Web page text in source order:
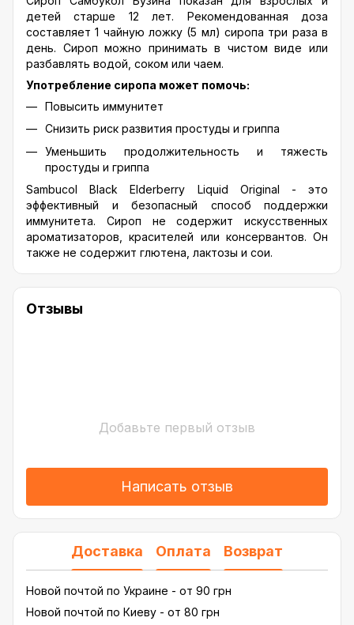
детей старше 12 лет. Рекомендованная доза
составляет 1 чайную ложку (5 мл) сиропа три раза в
день. Сироп можно принимать в чистом виде или
разбавлять водой, соком или чаем.
Употребление сиропа может помочь:
Повысить иммунитет
Снизить риск развития простуды и гриппа
Уменьшить продолжительность и тяжесть
простуды и гриппа
Sambucol Black Elderberry Liquid Original - это
эффективный и безопасный способ поддержки
иммунитета. Сироп не содержит искусственных
ароматизаторов, красителей или консервантов. Он
также не содержит глютена, лактозы и сои.
Отзывы
Добавьте первый отзыв
Написать отзыв
Доставка Оплата Возврат
Новой почтой по Украине - от 90 грн
Новой почтой по Киеву - от 80 грн